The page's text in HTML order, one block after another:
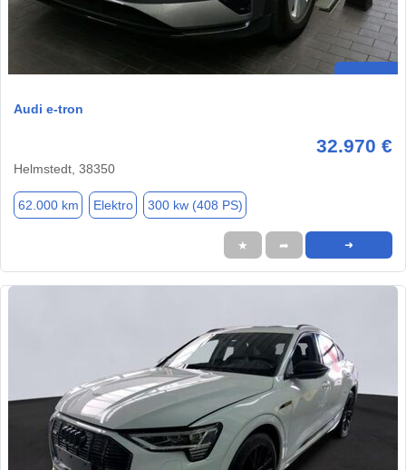
Audi e-tron
32.970 €
Helmstedt, 38350
62.000 km Elektro 300 kw (408 PS)
★ ➦ ➜